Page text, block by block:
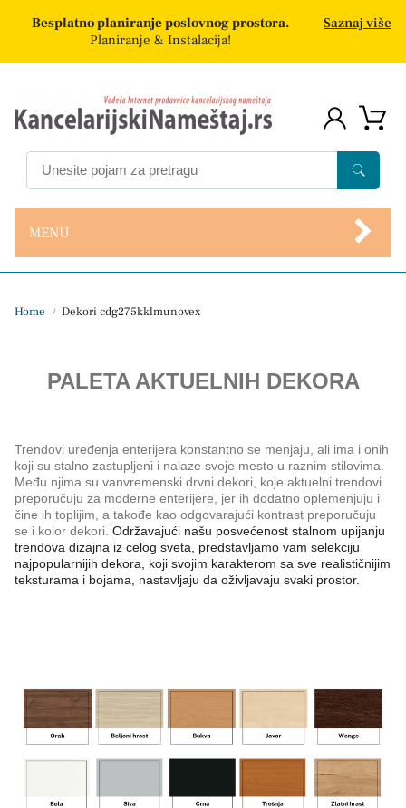
Besplatno planiranje poslovnog prostora.
Planiranje & Instalacija!
Saznaj više
MENU
Home / Dekori cdg275kklmunovex
PALETA AKTUELNIH DEKORA
Trendovi uređenja enterijera konstantno se menjaju, ali ima i onih
koji su stalno zastupljeni i nalaze svoje mesto u raznim stilovima.
Među njima su vanvremenski drvni dekori, koje aktuelni trendovi
preporučuju za moderne enterijere, jer ih dodatno oplemenjuju i
čine ih toplijim, a takođe kao odgovarajući kontrast preporučuju
se i kolor dekori. Održavajući našu posvećenost stalnom upijanju
trendova dizajna iz celog sveta, predstavljamo vam selekciju
najpopularnijih dekora, koji svojim karakterom sa sve realističnijim
teksturama i bojama, nastavljaju da oživljavaju svaki prostor.